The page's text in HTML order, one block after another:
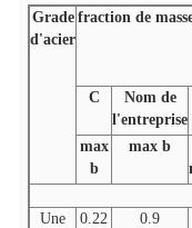
Grade
d'acier
fraction de
C
Nom de
l'entreprise
max
b
max b
Une
0.22 0.9